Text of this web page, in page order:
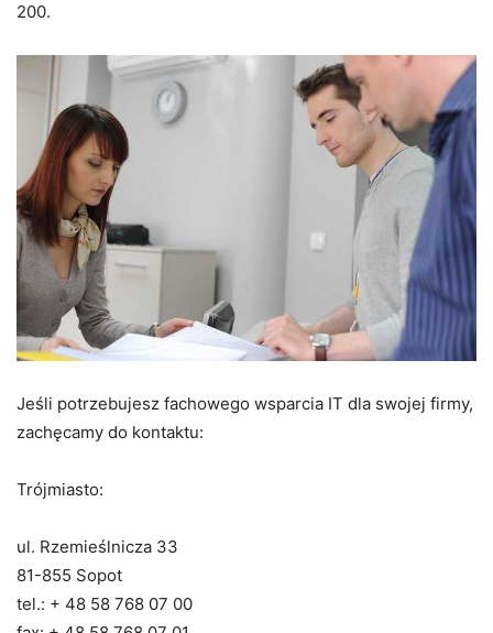
200.
Jeśli potrzebujesz fachowego wsparcia IT dla swojej firmy,
zachęcamy do kontaktu:
Trójmiasto:
ul. Rzemieślnicza 33
81-855 Sopot
tel.: + 48 58 768 07 00